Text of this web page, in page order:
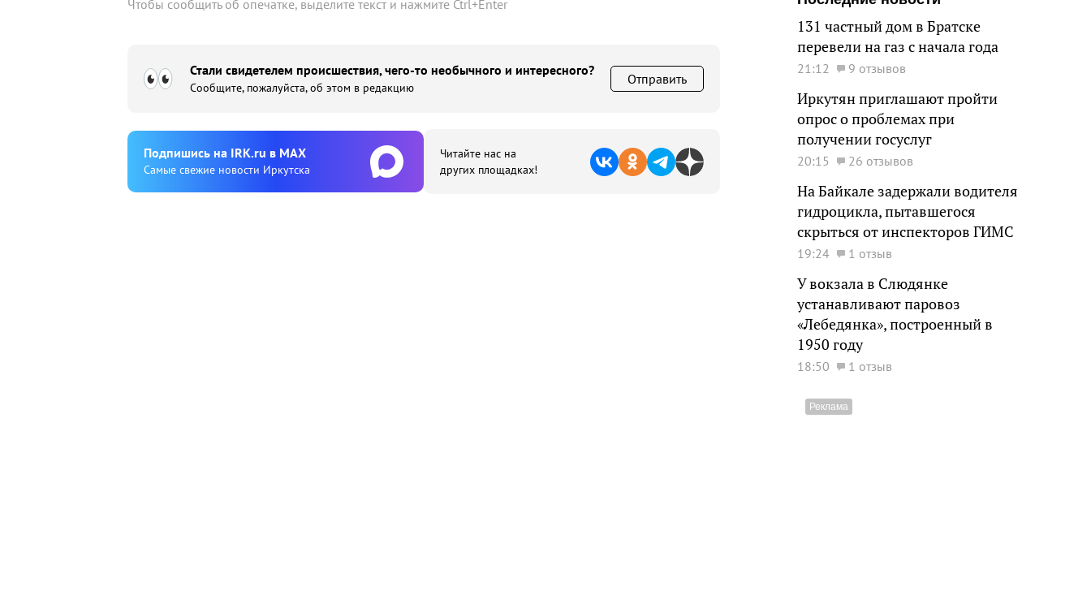
Чтобы сообщить об опечатке, выделите текст и нажмите Ctrl+Enter
Стали свидетелем происшествия, чего-то необычного и интересного?
Сообщите, пожалуйста, об этом в редакцию
Отправить
Подпишиcь на IRK.ru в MAX
Cамые свежие новости Иркутска
Читайте нас на
других площадках!
131 частный дом в Братске
перевели на газ с начала года
21:12 9 отзывов
Иркутян приглашают пройти
опрос о проблемах при
получении госуслуг
20:15 26 отзывов
На Байкале задержали водителя
гидроцикла, пытавшегося
скрыться от инспекторов ГИМС
19:24 1 отзыв
У вокзала в Слюдянке
устанавливают паровоз
«Лебедянка», построенный в
1950 году
18:50 1 отзыв